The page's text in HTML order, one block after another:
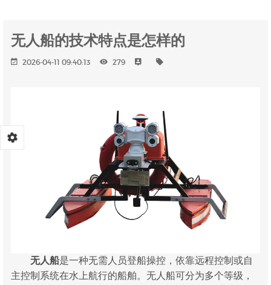
无人船的技术特点是怎样的
2026-04-11 09:40:13 279
无人船是一种无需人员登船操控，依靠远程控制或自
主控制系统在水上航行的船舶。无人船可分为多个等级，